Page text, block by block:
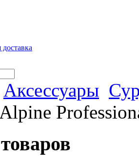
доставка
Аксессуары